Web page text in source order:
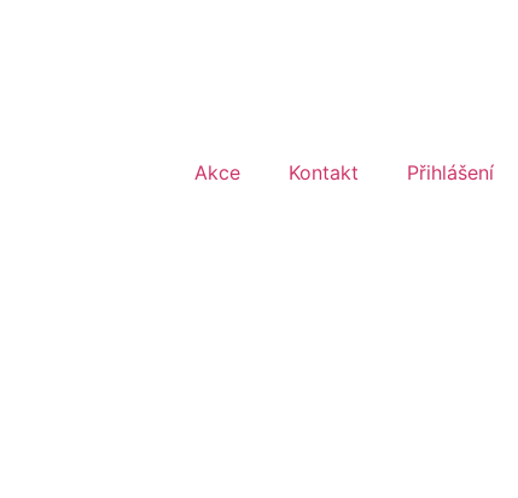
Akce Kontakt Přihlášení